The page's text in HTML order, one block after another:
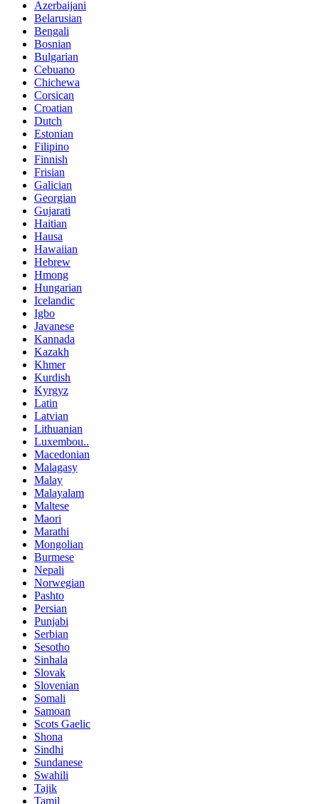
Azerbaijani
Belarusian
Bengali
Bosnian
Bulgarian
Cebuano
Chichewa
Corsican
Croatian
Dutch
Estonian
Filipino
Finnish
Frisian
Galician
Georgian
Gujarati
Haitian
Hausa
Hawaiian
Hebrew
Hmong
Hungarian
Icelandic
Igbo
Javanese
Kannada
Kazakh
Khmer
Kurdish
Kyrgyz
Latin
Latvian
Lithuanian
Luxembou..
Macedonian
Malagasy
Malay
Malayalam
Maltese
Maori
Marathi
Mongolian
Burmese
Nepali
Norwegian
Pashto
Persian
Punjabi
Serbian
Sesotho
Sinhala
Slovak
Slovenian
Somali
Samoan
Scots Gaelic
Shona
Sindhi
Sundanese
Swahili
Tajik
Tamil